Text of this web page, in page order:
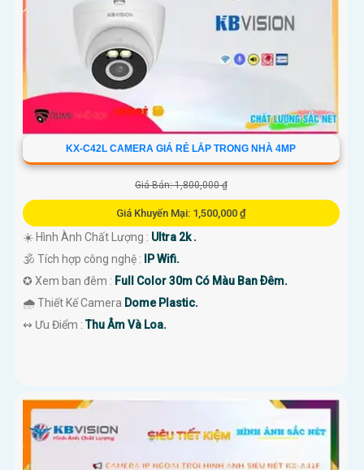
KX-C42L CAMERA GIÁ RẺ LẮP TRONG NHÀ 4MP
Giá Bán: 1,800,000 ₫
Giá Khuyến Mại: 1,500,000 ₫
☀️ Hình Ành Chất Lượng : Ultra 2k .
🕉️ Tích hợp công nghệ :
IP Wifi.
✪ Xem ban đêm : Full Color 30m Có Màu Ban Ðêm.
🌧️ Thiết Kế Camera Dome Plastic.
️↭ Ưu Điểm :Thu Âm Và Loa.